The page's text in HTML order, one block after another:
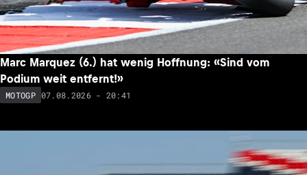
Marc Marquez (6.) hat wenig Hoffnung: «Sind vom
Podium weit entfernt!»
MOTOGP 07.08.2026 - 20:41